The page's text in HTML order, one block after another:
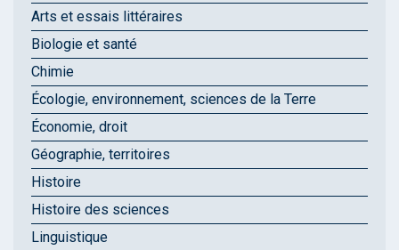
Arts et essais littéraires
Biologie et santé
Chimie
Écologie, environnement, sciences de la Terre
Économie, droit
Géographie, territoires
Histoire
Histoire des sciences
Linguistique